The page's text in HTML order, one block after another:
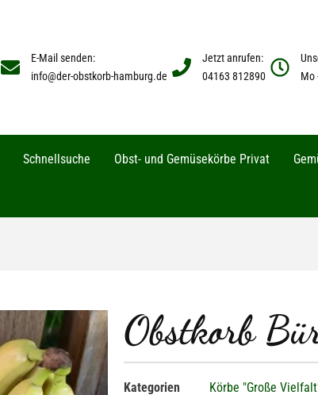
E-Mail senden:
info@der-obstkorb-hamburg.de
Jetzt anrufen:
04163 812890
Mo
Schnellsuche Obst- und Gemüsekörbe Privat
Obstkorb
Kategorien Körbe "Große